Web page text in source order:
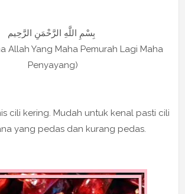
Allah Yang Maha Pemurah Lagi Maha
Penyayang)
cili kering. Mudah untuk kenal pasti cili
yang pedas dan kurang pedas.